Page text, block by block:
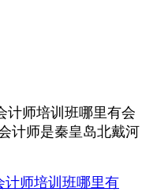
计师培训班哪里有会
计师是秦皇岛北戴河
计师培训班哪里有